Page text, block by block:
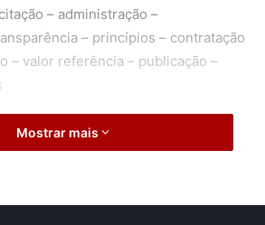
– administração –
– princípios – contratação
– valor referência – publicação –
Mostrar mais